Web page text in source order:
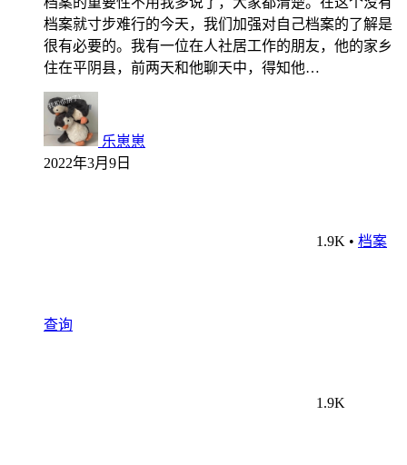
档案就寸步难行的今天，我们加强对自己档案的了解是
很有必要的。我有一位在人社居工作的朋友，他的家乡
住在平阴县，前两天和他聊天中，得知他…
乐崽崽
2022年3月9日
1.9K • 档案
查询
1.9K